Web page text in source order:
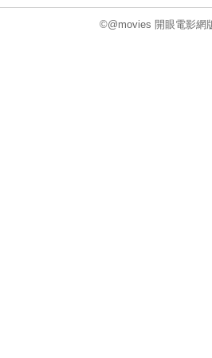
©@movies 開眼電影網